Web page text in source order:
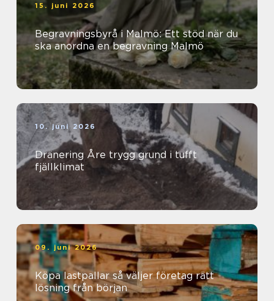
15. juni 2026
Begravningsbyrå i Malmö: Ett stöd när du
ska anordna en begravning Malmö
10. juni 2026
Dränering Åre trygg grund i tufft
fjällklimat
09. juni 2026
Köpa lastpallar så väljer företag rätt
lösning från början